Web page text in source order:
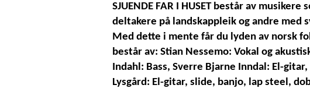
SJUENDE FAR I HUSET består av
deltakere på landskappleik og andre med
Med dette i mente får du lyden av norsk
består av: Stian Nessemo: Vokal og
Indahl: Bass, Sverre Bjarne Inndal: El-
Lysgård: El-gitar, slide, banjo, lap steel,